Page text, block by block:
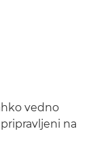
vedno
na